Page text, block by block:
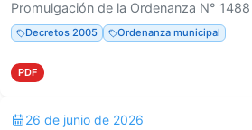
Promulgación de la Ordenanza N° 1488
Decretos 2005 Ordenanza municipal
PDF
26 de junio de 2026